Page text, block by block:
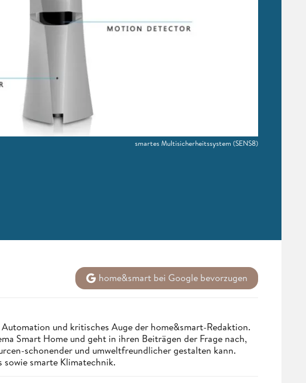
smartes Multisicherheitssystem (SENS8)
home&smart bei Google bevorzugen
und kritisches Auge der home&smart-Redaktion.
Smart Home und geht in ihren Beiträgen der Frage nach,
schonender und umweltfreundlicher gestalten kann.
sowie smarte Klimatechnik.